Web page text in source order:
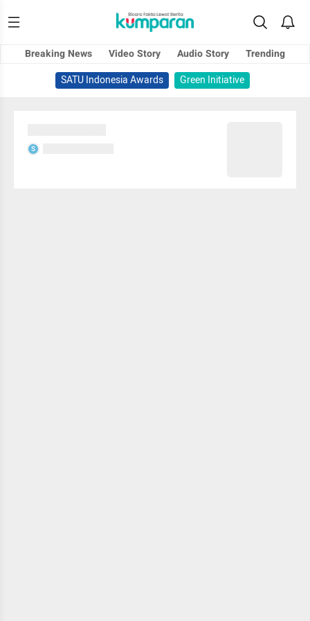
Breaking News Video Story Audio Story
Trending
SATU Indonesia Awards
Green Initiative
S